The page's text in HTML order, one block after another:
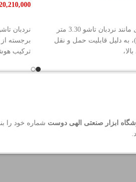
مدل‌های پرطرفداری مانند نردبان تاشو 3.30 متر
پلاس (4تکه)، به دلیل قابلیت حمل و نقل
برجسته
ترکیب
ابزار صنعتی الهی دوست شماره خود را